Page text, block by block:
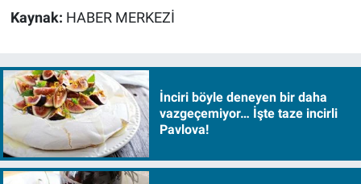
Kaynak: HABER MERKEZİ
İnciri böyle deneyen bir daha
vazgeçemiyor… İşte taze incirli
Pavlova!